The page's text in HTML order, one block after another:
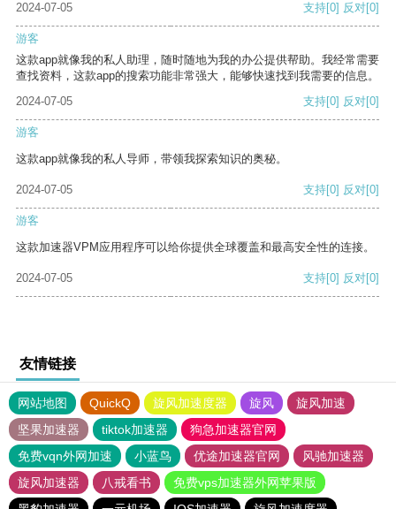
2024-07-05
支持[0] 反对[0]
游客
这款app就像我的私人助理，随时随地为我的办公提供帮助。我经常需要
查找资料，这款app的搜索功能非常强大，能够快速找到我需要的信息。
2024-07-05
支持[0] 反对[0]
游客
这款app就像我的私人导师，带领我探索知识的奥秘。
2024-07-05 支持[0] 反对[0]
游客
这款加速器VPM应用程序可以给你提供全球覆盖和最高安全性的连接。
2024-07-05 支持[0] 反对[0]
友情链接
网站地图 QuickQ 旋风加速度器 旋风
旋风加速
坚果加速器
tiktok加速器
狗急加速器官网
免费vqn外网加速
小蓝鸟 优途加速器官网
风驰加速器
旋风加速器
八戒看书
免费vps加速器外网苹果版